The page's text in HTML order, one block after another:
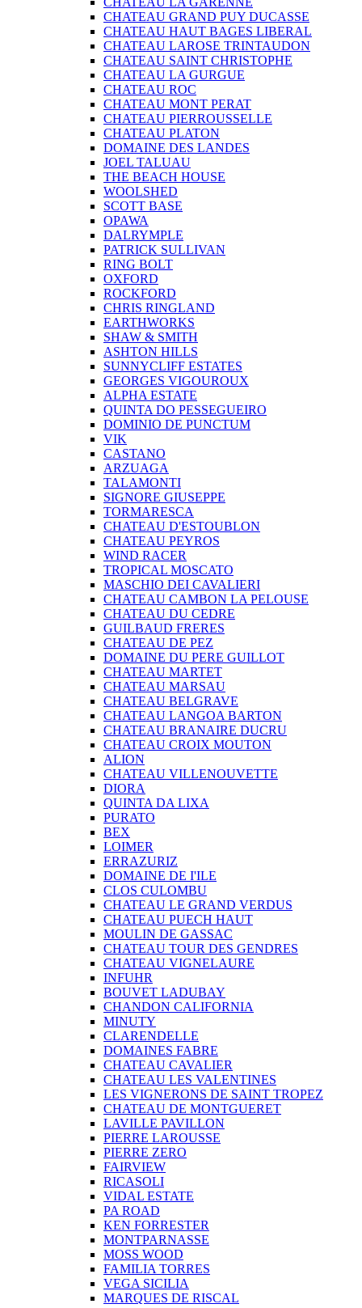
CHATEAU GRAND PUY DUCASSE
CHATEAU HAUT BAGES LIBERAL
CHATEAU LAROSE TRINTAUDON
CHATEAU SAINT CHRISTOPHE
CHATEAU LA GURGUE
CHATEAU ROC
CHATEAU MONT PERAT
CHATEAU PIERROUSSELLE
CHATEAU PLATON
DOMAINE DES LANDES
JOEL TALUAU
THE BEACH HOUSE
WOOLSHED
SCOTT BASE
OPAWA
DALRYMPLE
PATRICK SULLIVAN
RING BOLT
OXFORD
ROCKFORD
CHRIS RINGLAND
EARTHWORKS
SHAW & SMITH
ASHTON HILLS
SUNNYCLIFF ESTATES
GEORGES VIGOUROUX
ALPHA ESTATE
QUINTA DO PESSEGUEIRO
DOMINIO DE PUNCTUM
VIK
CASTANO
ARZUAGA
TALAMONTI
SIGNORE GIUSEPPE
TORMARESCA
CHATEAU D'ESTOUBLON
CHATEAU PEYROS
WIND RACER
TROPICAL MOSCATO
MASCHIO DEI CAVALIERI
CHATEAU CAMBON LA PELOUSE
CHATEAU DU CEDRE
GUILBAUD FRERES
CHATEAU DE PEZ
DOMAINE DU PERE GUILLOT
CHATEAU MARTET
CHATEAU MARSAU
CHATEAU BELGRAVE
CHATEAU LANGOA BARTON
CHATEAU BRANAIRE DUCRU
CHATEAU CROIX MOUTON
ALION
CHATEAU VILLENOUVETTE
DIORA
QUINTA DA LIXA
PURATO
BEX
LOIMER
ERRAZURIZ
DOMAINE DE I'ILE
CLOS CULOMBU
CHATEAU LE GRAND VERDUS
CHATEAU PUECH HAUT
MOULIN DE GASSAC
CHATEAU TOUR DES GENDRES
CHATEAU VIGNELAURE
INFUHR
BOUVET LADUBAY
CHANDON CALIFORNIA
MINUTY
CLARENDELLE
DOMAINES FABRE
CHATEAU CAVALIER
CHATEAU LES VALENTINES
LES VIGNERONS DE SAINT TROPEZ
CHATEAU DE MONTGUERET
LAVILLE PAVILLON
PIERRE LAROUSSE
PIERRE ZERO
FAIRVIEW
RICASOLI
VIDAL ESTATE
PA ROAD
KEN FORRESTER
MONTPARNASSE
MOSS WOOD
FAMILIA TORRES
VEGA SICILIA
MARQUES DE RISCAL